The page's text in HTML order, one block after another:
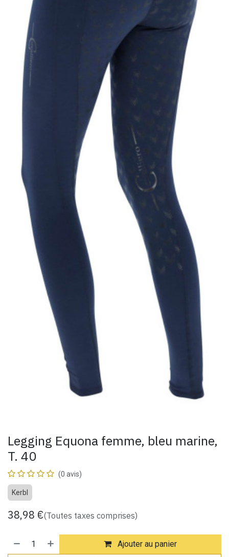
Legging Equona femme, bleu marine,
T. 40
(0 avis)
Kerbl
38,98 €(Toutes taxes comprises)
Ajouter au panier